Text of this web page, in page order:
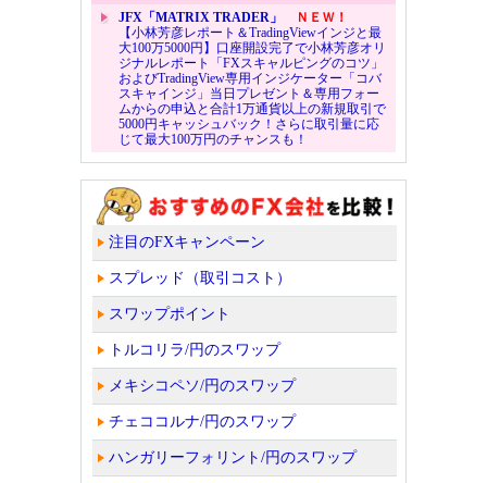
JFX「MATRIX TRADER」
ＮＥＷ！
【小林芳彦レポート＆TradingViewインジと最
大100万5000円】口座開設完了で小林芳彦オリ
ジナルレポート「FXスキャルピングのコツ」
およびTradingView専用インジケーター「コバ
スキャインジ」当日プレゼント＆専用フォー
ムからの申込と合計1万通貨以上の新規取引で
5000円キャッシュバック！さらに取引量に応
じて最大100万円のチャンスも！
注目のFXキャンペーン
スプレッド（取引コスト）
スワップポイント
トルコリラ/円のスワップ
メキシコペソ/円のスワップ
チェココルナ/円のスワップ
ハンガリーフォリント/円のスワップ